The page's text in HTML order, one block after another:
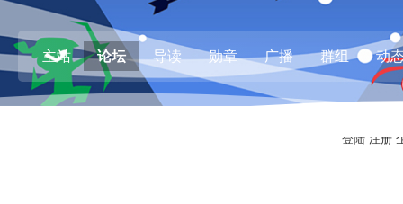
主站 论坛 导读 勋章 广播 群组 动
登陆 注册